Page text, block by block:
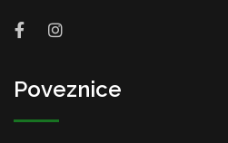
Poveznice